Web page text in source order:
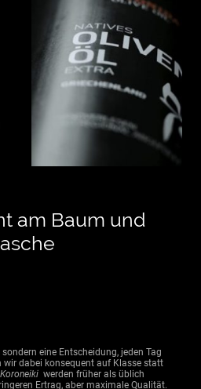
am Baum und
eine Entscheidung, jeden Tag
wir dabei konsequent auf Klasse statt
Koroneiki werden früher als üblich
Ertrag, aber maximale Qualität.